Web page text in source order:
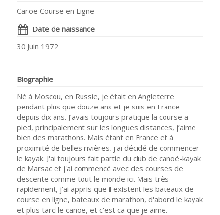
Canoë Course en Ligne
Date de naissance
30 Juin 1972
Biographie
Né à Moscou, en Russie, je était en Angleterre
pendant plus que douze ans et je suis en France
depuis dix ans. J’avais toujours pratique la course a
pied, principalement sur les longues distances, j’aime
bien des marathons. Mais étant en France et à
proximité de belles rivières, j'ai décidé de commencer
le kayak. J'ai toujours fait partie du club de canoë-kayak
de Marsac et j'ai commencé avec des courses de
descente comme tout le monde ici. Mais très
rapidement, j'ai appris que il existent les bateaux de
course en ligne, bateaux de marathon, d'abord le kayak
et plus tard le canoë, et c'est ca que je aime.